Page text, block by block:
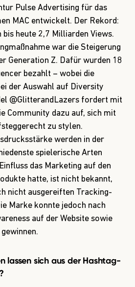
Pulse Advertising für das
MAC entwickelt. Der Rekord:
bis heute 2,7 Milliarden Views.
war die Steigerung
Generation Z. Dafür wurden 18
bezahlt – wobei die
der Auswahl auf Diversity
@GlitterandLazers fordert mit
Community dazu auf, sich mit
zu stylen.
werden in der
spielerische Arten
das Marketing auf den
hatte, ist nicht bekannt,
nicht ausgereiften Tracking-
Marke konnte jedoch nach
auf der Website sowie
lassen sich aus der Hashtag-